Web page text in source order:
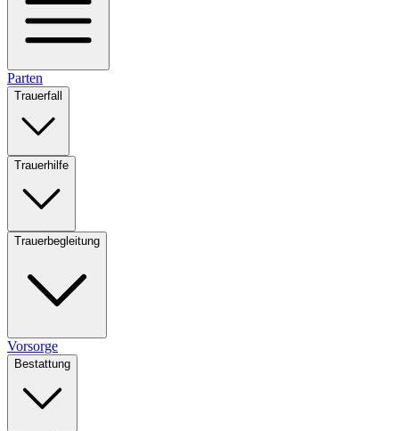
Parten
Trauerfall
Trauerhilfe
Trauerbegleitung
Vorsorge
Bestattung